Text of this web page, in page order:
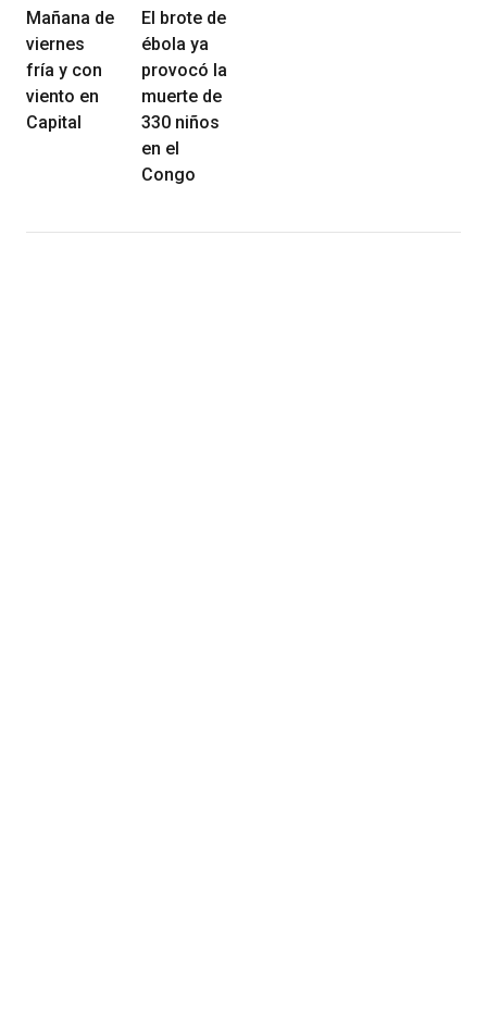
Mañana de
viernes
fría y con
viento en
Capital
El brote de
ébola ya
provocó la
muerte de
330 niños
en el
Congo